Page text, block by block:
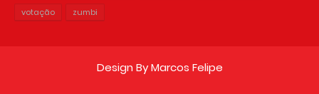
votação
zumbi
Design ByMarcos Felipe